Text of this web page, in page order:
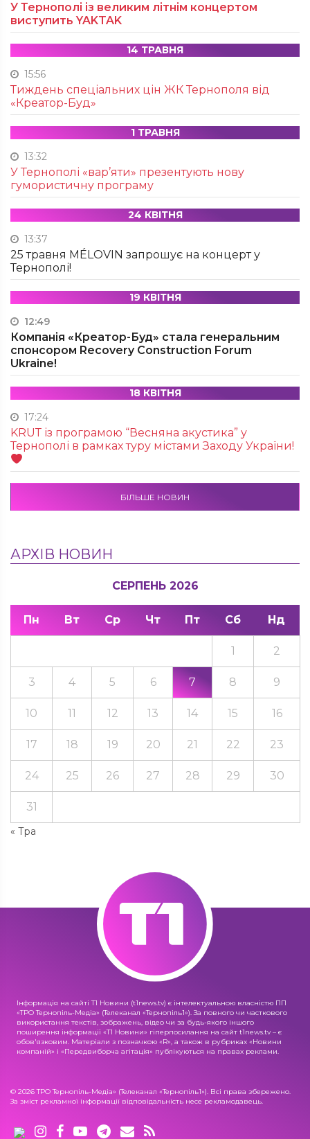
У Тернополі із великим літнім концертом
виступить YAKTAK
14 ТРАВНЯ
15:56
Тиждень спеціальних цін ЖК Тернополя від
«Креатор-Буд»
1 ТРАВНЯ
13:32
У Тернополі «вар’яти» презентують нову
гумористичну програму
24 КВІТНЯ
13:37
25 травня MÉLOVIN запрошує на концерт у
Тернополі!
19 КВІТНЯ
12:49
Компанія «Креатор-Буд» стала генеральним
спонсором Recovery Construction Forum
Ukraine!
18 КВІТНЯ
17:24
KRUТ із програмою “Весняна акустика” у
Тернополі в рамках туру містами Заходу України!
БІЛЬШЕ НОВИН
АРХІВ НОВИН
СЕРПЕНЬ 2026
Пн Вт Ср Чт Пт Сб Нд
« Тра
1 2
3 4 5 6 7 8 9
10 11 12 13 14 15 16
17 18 19 20 21 22 23
24 25 26 27 28 29 30
31
Інформація на сайті Т1 Новини (t1news.tv) є інтелектуальною власністю ПП
«ТРО Тернопіль-Медіа» (Телеканал «Тернопіль1»). За повного чи часткового
використання текстів, зображень, відео чи за будь-якого іншого
поширення інформації «Т1 Новини» гіперпосилання на сайт t1news.tv – є
обов'язковим. Матеріали з позначкою «R», а також в рубриках «Новини
компаній» і «Передвиборча агітація» публікуються на правах реклами.
© 2026 ТРО Тернопіль-Медіа» (Телеканал «Тернопіль1»). Всі права збережено.
За зміст рекламної інформації відповідальність несе рекламодавець.